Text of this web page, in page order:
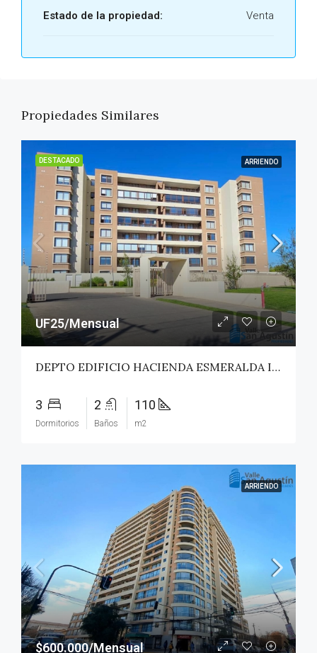
Estado de la propiedad: Venta
Propiedades Similares
DESTACADO ARRIENDO
UF25/Mensual
DEPTO EDIFICIO HACIENDA ESMERALDA II – TALCA
3
Dormitorios
2
Baños
110
m2
ARRIENDO
$600.000/Mensual